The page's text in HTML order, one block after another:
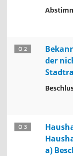
Ö 2
der
Ö 3
a)